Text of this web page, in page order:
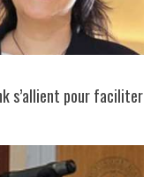
s’allient pour faciliter